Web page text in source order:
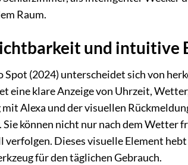
Raum.
und intuitive
Spot (2024) unterscheidet sich von
eine klare Anzeige von Uhrzeit,
mit Alexa und der visuellen
können nicht nur nach dem Wetter
Dieses visuelle Element
für den täglichen Gebrauch.